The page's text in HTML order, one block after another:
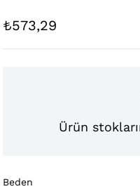
₺573,29
Ürün
Beden